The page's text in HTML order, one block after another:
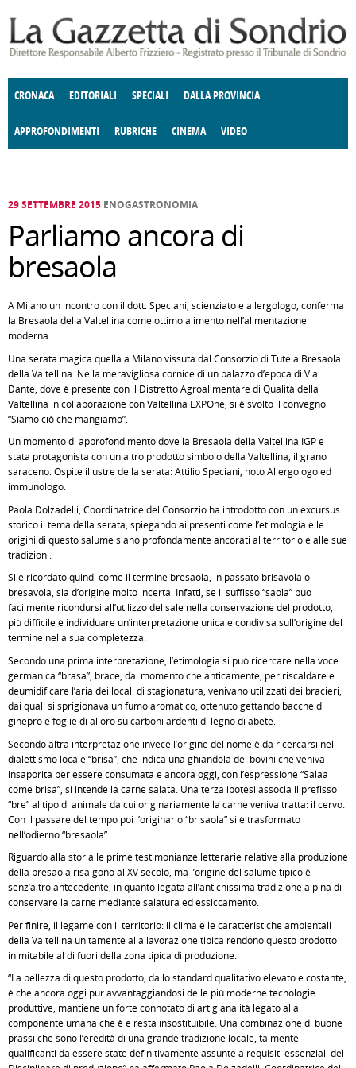
CRONACA EDITORIALI SPECIALI DALLA PROVINCIA
APPROFONDIMENTI
E SPETTACOLI POLITICA
RUBRICHE
DELLE IDEE FATTI DELLO SPIRITO CCCVA
CINEMA VIDEO
29 SETTEMBRE 2015 ENOGASTRONOMIA
Parliamo ancora di
bresaola
A Milano un incontro con il dott. Speciani, scienziato e allergologo, conferma
la Bresaola della Valtellina come ottimo alimento nell’alimentazione
moderna
Una serata magica quella a Milano vissuta dal Consorzio di Tutela Bresaola
della Valtellina. Nella meravigliosa cornice di un palazzo d’epoca di Via
Dante, dove è presente con il Distretto Agroalimentare di Qualità della
Valtellina in collaborazione con Valtellina EXPOne, si è svolto il convegno
“Siamo ciò che mangiamo”.
Un momento di approfondimento dove la Bresaola della Valtellina IGP è
stata protagonista con un altro prodotto simbolo della Valtellina, il grano
saraceno. Ospite illustre della serata: Attilio Speciani, noto Allergologo ed
immunologo.
Paola Dolzadelli, Coordinatrice del Consorzio ha introdotto con un excursus
storico il tema della serata, spiegando ai presenti come l’etimologia e le
origini di questo salume siano profondamente ancorati al territorio e alle sue
tradizioni.
Si è ricordato quindi come il termine bresaola, in passato brisavola o
bresavola, sia d’origine molto incerta. Infatti, se il suffisso “saola” può
facilmente ricondursi all’utilizzo del sale nella conservazione del prodotto,
più difficile è individuare un’interpretazione unica e condivisa sull’origine del
termine nella sua completezza.
Secondo una prima interpretazione, l’etimologia si può ricercare nella voce
germanica “brasa”, brace, dal momento che anticamente, per riscaldare e
deumidificare l’aria dei locali di stagionatura, venivano utilizzati dei bracieri,
dai quali si sprigionava un fumo aromatico, ottenuto gettando bacche di
ginepro e foglie di alloro su carboni ardenti di legno di abete.
Secondo altra interpretazione invece l’origine del nome è da ricercarsi nel
dialettismo locale “brisa”, che indica una ghiandola dei bovini che veniva
insaporita per essere consumata e ancora oggi, con l’espressione “Salàa
come brisa”, si intende la carne salata. Una terza ipotesi associa il prefisso
“bre” al tipo di animale da cui originariamente la carne veniva tratta: il cervo.
Con il passare del tempo poi l’originario “brisaola” si è trasformato
nell’odierno “bresaola”.
Riguardo alla storia le prime testimonianze letterarie relative alla produzione
della bresaola risalgono al XV secolo, ma l’origine del salume tipico è
senz’altro antecedente, in quanto legata all’antichissima tradizione alpina di
conservare la carne mediante salatura ed essiccamento.
Per finire, il legame con il territorio: il clima e le caratteristiche ambientali
della Valtellina unitamente alla lavorazione tipica rendono questo prodotto
inimitabile al di fuori della zona tipica di produzione.
“La bellezza di questo prodotto, dallo standard qualitativo elevato e costante,
è che ancora oggi pur avvantaggiandosi delle più moderne tecnologie
produttive, mantiene un forte connotato di artigianalità legato alla
componente umana che è e resta insostituibile. Una combinazione di buone
prassi che sono l’eredità di una grande tradizione locale, talmente
qualificanti da essere state definitivamente assunte a requisiti essenziali del